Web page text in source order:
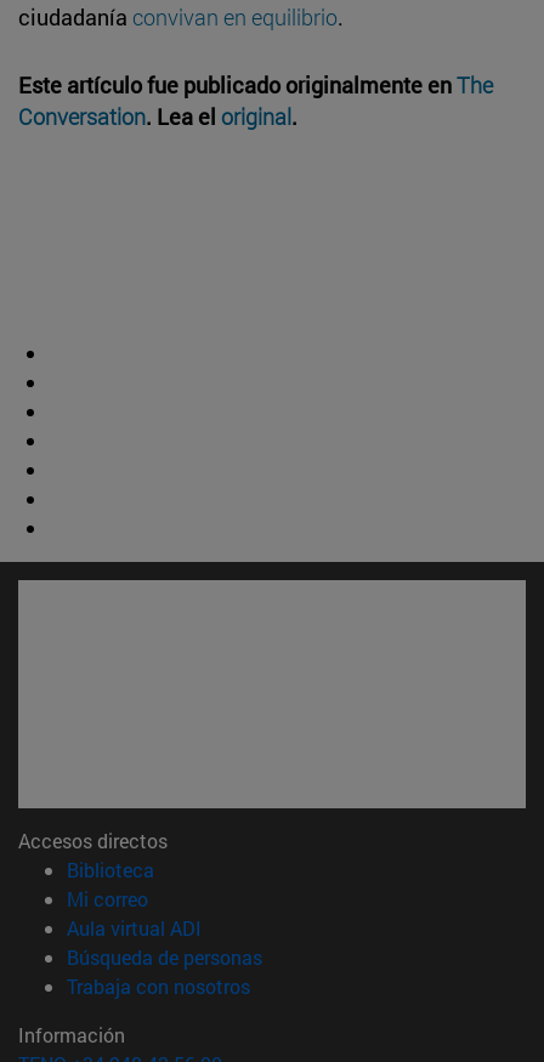
ciudadanía convivan en equilibrio.
Este artículo fue publicado originalmente enThe
Conversation. Lea el original.
Accesos directos
Biblioteca
Mi correo(abre en nueva ventana)
Aula virtual ADI
Búsqueda de personas(abre en nueva ventana)
Trabaja con nosotros(abre en nueva ventana)
Información